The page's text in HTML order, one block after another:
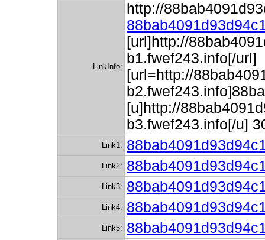
LinkInfo:
http://
[url]http://
b1.fwef243.info[/url]
[url=http://
[u]http://
b3.fwef243.info[/u]
Link1:
Link2:
Link3:
Link4:
Link5: